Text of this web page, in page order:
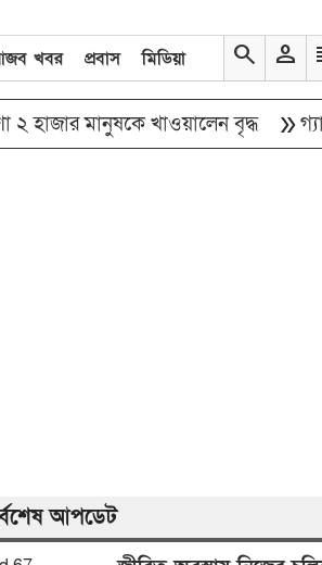
খবর প্রবাস মিডিয়া search person
হাজার মানুষকে খাওয়ালেন বৃদ্ধ double_arrow
আপডেট